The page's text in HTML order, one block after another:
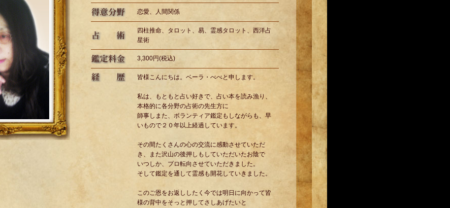
恋愛、人間関係
四柱推命、タロット、易、霊感タロット、西洋占
星術
3,300円(税込)
皆様こんにちは。ベーラ・べべと申します。
私は、もともと占い好きで、占い本を読み漁り、
本格的に各分野の占術の先生方に
師事しまた、ボランティア鑑定もしながらも、早
いもので２０年以上経過しています。
その間たくさんの心の交流に感動させていただ
き、また沢山の後押しもしていただいたお陰で
いつしか、プロ転向させていただきました。
そして鑑定を通して霊感も開花していきました。
このご恩をお返ししたく今では明日に向かって皆
様の背中をそっと押してさしあげたいと